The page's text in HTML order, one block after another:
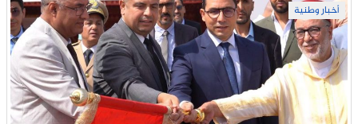
أخبار وطنية